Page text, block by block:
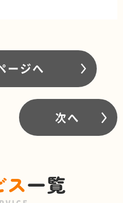
ージへ
次へ
ス一覧